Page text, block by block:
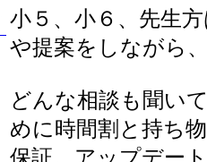
小５、小６、先生
や提案をしながら
どんな相談も聞い
めに時間割と持ち